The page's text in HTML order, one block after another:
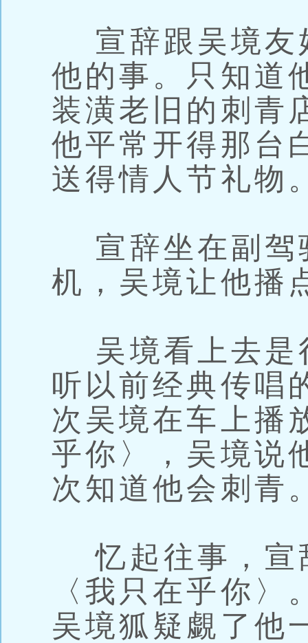
宣辞跟吴境友
他的事。只知道
装潢老旧的刺青
他平常开得那台
送得情人节礼物
宣辞坐在副驾
机，吴境让他播
吴境看上去是
听以前经典传唱
次吴境在车上播
乎你〉，吴境说
次知道他会刺青
忆起往事，宣
〈我只在乎你
吴境狐疑覷了他